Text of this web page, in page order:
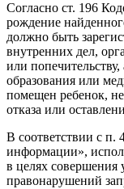
Согласно ст. 196
рождение
должно быть
внутренних дел,
или
образования или
помещен ребенок,
отказа или
В соответствии с п.
информации», и
в целях
правонарушений